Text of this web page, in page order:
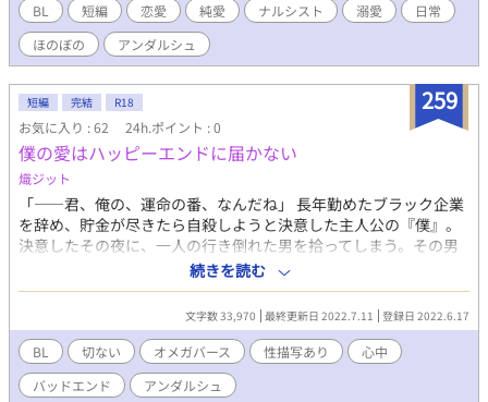
BL 短編 恋愛 純愛 ナルシスト 溺愛
日常
ほのぼの
アンダルシュ
259
短編 完結 R18
お気に入り : 62 24h.ポイント : 0
僕の愛はハッピーエンドに届かない
熾ジット
「――君、俺の、運命の番、なんだね」 長年勤めたブラック企業
を辞め、貯金が尽きたら自殺しようと決意した主人公の『僕』。
決意したその夜に、一人の行き倒れた男を拾ってしまう。その男
は、人の血からしか栄養を摂取できない『吸血症』の体質を持
つ、アルファの男だった。番の血しか飲めないはずの男は、
『僕』が運命の番だということに気が付いてしまう。 『僕』はお
金、男は食料。あとわずかしかない生きられる期間の中、二人は
偽物の番となるのだった。 【この作品は、自殺や心中描写があり
ますが、ストーリー上必要なもので、推奨しているものではあり
ません。決して行わないでください】
続きを読む
文字数 33,970 最終更新日 2022.7.11 登録日 2022.6.17
BL 切ない オメガバース 性描写あり
心中
バッドエンド
アンダルシュ